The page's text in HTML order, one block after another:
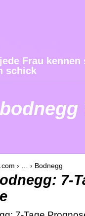
Frau kennen
schick
› … › Bodnegg
7-